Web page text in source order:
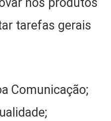
nos produtos
tarefas gerais
Comunicação;